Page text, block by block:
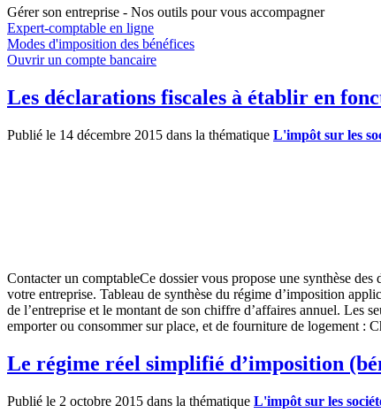
Gérer son entreprise - Nos outils pour vous accompagner
Expert-comptable en ligne
Modes d'imposition des bénéfices
Ouvrir un compte bancaire
Les déclarations fiscales à établir en
Publié le 14 décembre 2015 dans la thématique L'impôt sur les
Contacter un comptableCe dossier vous propose une synthèse
votre entreprise. Tableau de synthèse du régime d’imposition
de l’entreprise et le montant de son chiffre d’affaires annuel. Les
emporter ou consommer sur place, et de fourniture de logement
Le régime réel simplifié d’imposition
Publié le 2 octobre 2015 dans la thématique L'impôt sur les